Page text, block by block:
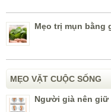
Mẹo trị mụn bằng
MẸO VẶT CUỘC SỐNG
Người già nên giữ